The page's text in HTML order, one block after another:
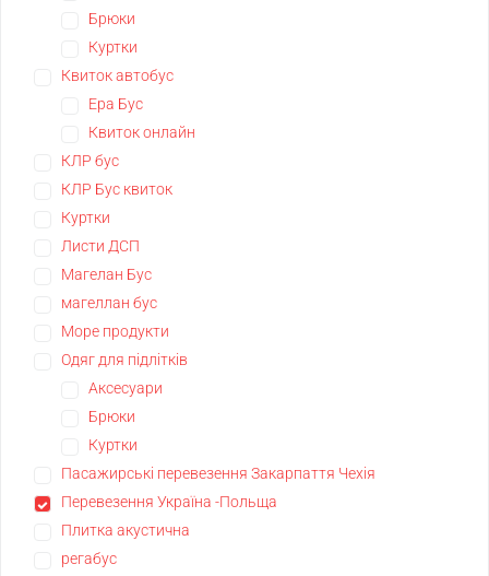
Брюки
Куртки
Квиток автобус
Ера Бус
Квиток онлайн
КЛР бус
КЛР Бус квиток
Куртки
Листи ДСП
Магелан Бус
магеллан бус
Море продукти
Одяг для підлітків
Аксесуари
Брюки
Куртки
Пасажирські перевезення Закарпаття Чехія
Перевезення Україна -Польща
Плитка акустична
регабус